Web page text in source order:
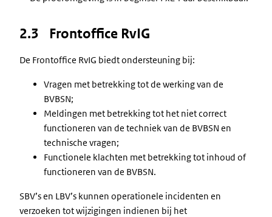
2.3 Frontoffice RvIG
De Frontoffice RvIG biedt ondersteuning bij:
Vragen met betrekking tot de werking van de
BVBSN;
Meldingen met betrekking tot het niet correct
functioneren van de techniek van de BVBSN en
technische vragen;
Functionele klachten met betrekking tot inhoud of
functioneren van de BVBSN.
SBV’s en LBV’s kunnen operationele incidenten en
verzoeken tot wijzigingen indienen bij het